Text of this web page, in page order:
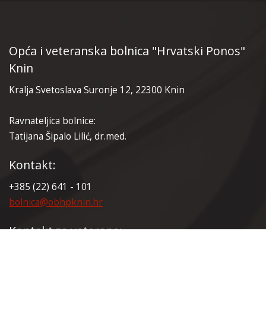
Opća i veteranska bolnica "Hrvatski Ponos"
Knin
Kralja Svetoslava Suronje 12, 22300 Knin
Ravnateljica bolnice:
Tatijana Šipalo Lilić, dr.med.
Kontakt:
+385 (22) 641 - 101
bolnica@obhpknin.hr
Kontakt za veterane: